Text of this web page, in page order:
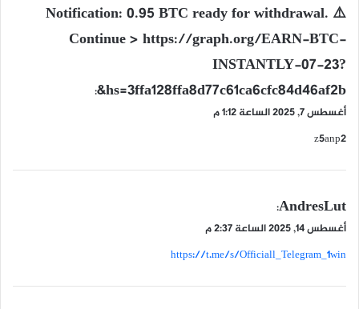
ي
و
ل
⚠️ Notification: 0.95 BTC ready for withdrawal.
Continue > https://graph.org/EARN-BTC-
INSTANTLY-07-23?
hs=3ffa128ffa8d77c61ca6cfc84d46af2b&
:
أغسطس 7, 2025 الساعة 1:12 م
z5anp2
ي
ق
ل
AndresLut
:
أغسطس 14, 2025 الساعة 2:37 م
https://t.me/s/Officiall_Telegram_1win